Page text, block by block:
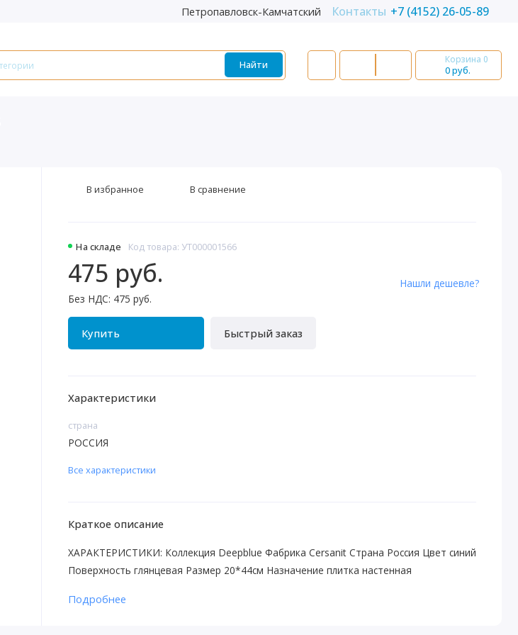
Петропавловск-Камчатский Контакты +7 (4152) 26-05-89
Найти Корзина 0
0 руб.
На складе Код товара: УТ000001566
475 руб.
Без НДС: 475 руб.
Купить Быстрый заказ
Нашли дешевле?
В избранное В сравнение
Характеристики
страна
РОССИЯ
Все характеристики
Краткое описание
ХАРАКТЕРИСТИКИ: Коллекция Deepblue Фабрика Cersanit Страна Россия Цвет синий
Поверхность глянцевая Размер 20*44см Назначение плитка настенная
Подробнее